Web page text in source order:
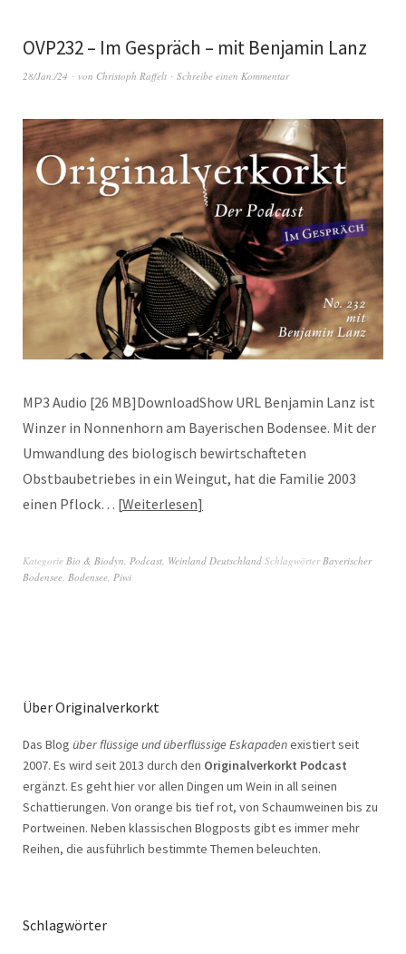
OVP232 – Im Gespräch – mit Benjamin Lanz
28/Jan./24 von Christoph Raffelt Schreibe einen Kommentar
MP3 Audio [26 MB]DownloadShow URL Benjamin Lanz ist
Winzer in Nonnenhorn am Bayerischen Bodensee. Mit der
Umwandlung des biologisch bewirtschafteten
Obstbaubetriebes in ein Weingut, hat die Familie 2003
einen Pflock… Weiterlesen
Kategorie Bio & Biodyn, Podcast, Weinland Deutschland SchlagwörterBayerischer
Bodensee, Bodensee, Piwi
Über Originalverkorkt
Das Blog über flüssige und überflüssige Eskapadenexistiert seit
2007. Es wird seit 2013 durch den Originalverkorkt Podcast
ergänzt. Es geht hier vor allen Dingen um Wein in all seinen
Schattierungen. Von orange bis tief rot, von Schaumweinen bis zu
Portweinen. Neben klassischen Blogposts gibt es immer mehr
Reihen, die ausführlich bestimmte Themen beleuchten.
Schlagwörter